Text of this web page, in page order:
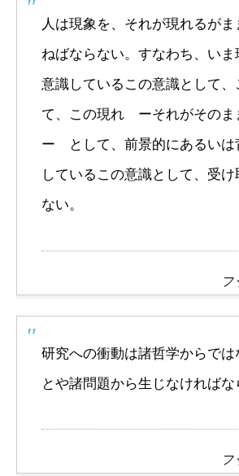
人は現象を、それが現れるがま
ねばならない。すなわち、いま
意識しているこの意識として、
て、この現れ ーそれがそのま
ー として、前景的にあるいは
しているこの意識として、受け
ない。
フ
研究への衝動は諸哲学からで
とや諸問題から生じなければな
フ